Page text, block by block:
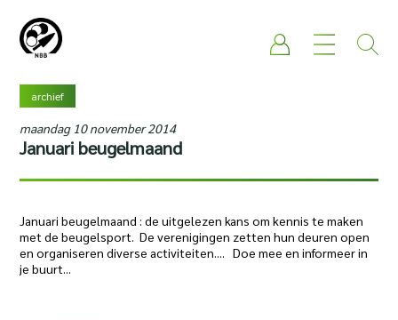
archief
maandag 10 november 2014
Januari beugelmaand
Januari beugelmaand : de uitgelezen kans om kennis te maken
met de beugelsport. De verenigingen zetten hun deuren open
en organiseren diverse activiteiten.... Doe mee en informeer in
je buurt...